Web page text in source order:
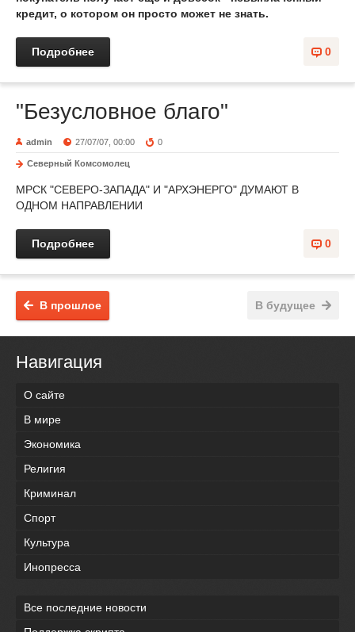
кредит, о котором он просто может не знать.
0
Подробнее
"Безусловное благо"
admin 27/07/07, 00:00 0
Северный Комсомолец
МРСК "СЕВЕРО-ЗАПАДА" И "АРХЭНЕРГО" ДУМАЮТ В
ОДНОМ НАПРАВЛЕНИИ
0
Подробнее
В будущее
В прошлое
Навигация
О сайте
В мире
Экономика
Религия
Криминал
Спорт
Культура
Инопресса
Все последние новости